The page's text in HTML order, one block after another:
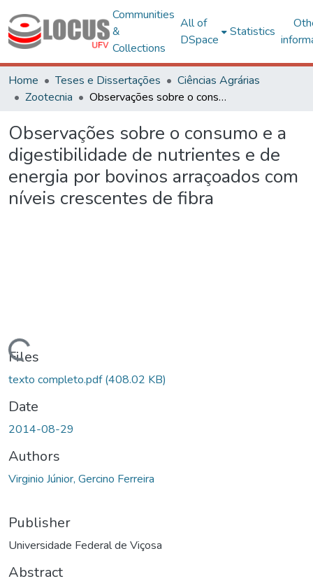
Communities
&
Collections
All of
DSpace
Statistics
Home Teses e Dissertações
Ciências Agrárias
Zootecnia
Observações sobre o consumo e a digestibilidade de nutrientes e de energia por bovinos arraçoados com níveis crescentes de fibra
Observações sobre o consumo e a
digestibilidade de nutrientes e de
energia por bovinos arraçoados com
níveis crescentes de fibra
Files
texto completo.pdf(408.02 KB)
Date
2014-08-29
Authors
Virginio Júnior, Gercino Ferreira
Publisher
Universidade Federal de Viçosa
Abstract